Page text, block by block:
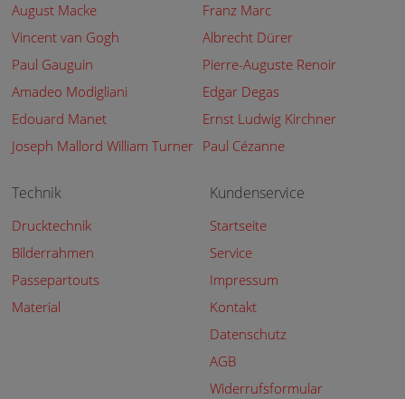
August Macke
Franz Marc
Vincent van Gogh
Albrecht Dürer
Paul Gauguin
Pierre-Auguste Renoir
Amadeo Modigliani
Edgar Degas
Edouard Manet
Ernst Ludwig Kirchner
Joseph Mallord William Turner Paul Cézanne
Technik
Drucktechnik
Bilderrahmen
Passepartouts
Material
Kundenservice
Startseite
Service
Impressum
Kontakt
Datenschutz
AGB
Widerrufsformular